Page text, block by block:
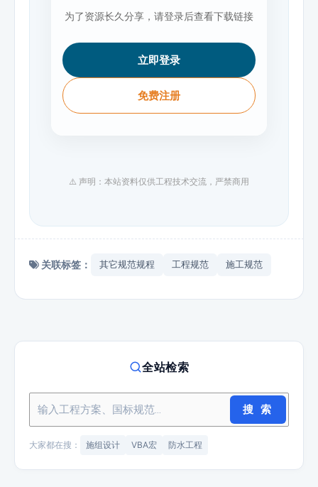
为了资源长久分享，请登录后查看下载链接
立即登录
免费注册
⚠️ 声明：本站资料仅供工程技术交流，严禁商用
关联标签： 其它规范规程 工程规范 施工规范
全站检索
搜 索
大家都在搜： 施组设计 VBA宏 防水工程